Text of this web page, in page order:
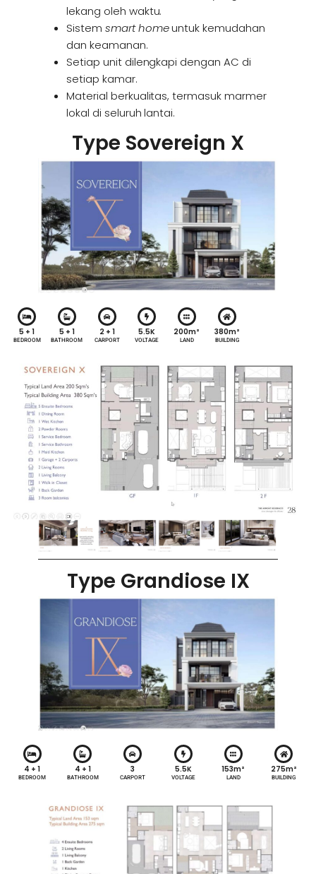
lekang oleh waktu.
Sistem smart homeuntuk kemudahan
dan keamanan.
Setiap unit dilengkapi dengan AC di
setiap kamar.
Material berkualitas, termasuk marmer
lokal di seluruh lantai.
Type Sovereign X
5 + 1
BEDROOM
5 + 1
BATHROOM
2 + 1
CARPORT
5.5K
VOLTAGE
200m²
LAND
380m²
BUILDING
Type Grandiose IX
4 + 1
BEDROOM
4 + 1
BATHROOM
3
CARPORT
5.5K
VOLTAGE
153m²
LAND
275m²
BUILDING